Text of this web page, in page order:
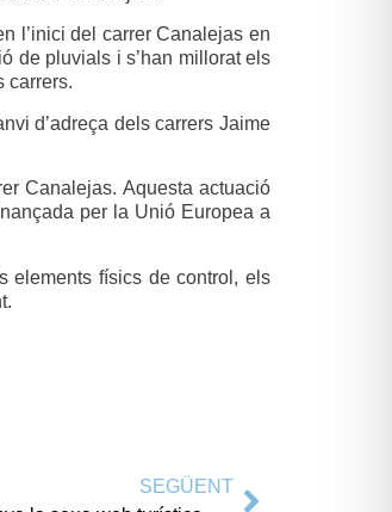
l’inici del carrer Canalejas en
de pluvials i s’han millorat els
carrers.
d’adreça dels carrers Jaime
Canalejas. Aquesta actuació
per la Unió Europea a
elements físics de control, els
SEGÜENT